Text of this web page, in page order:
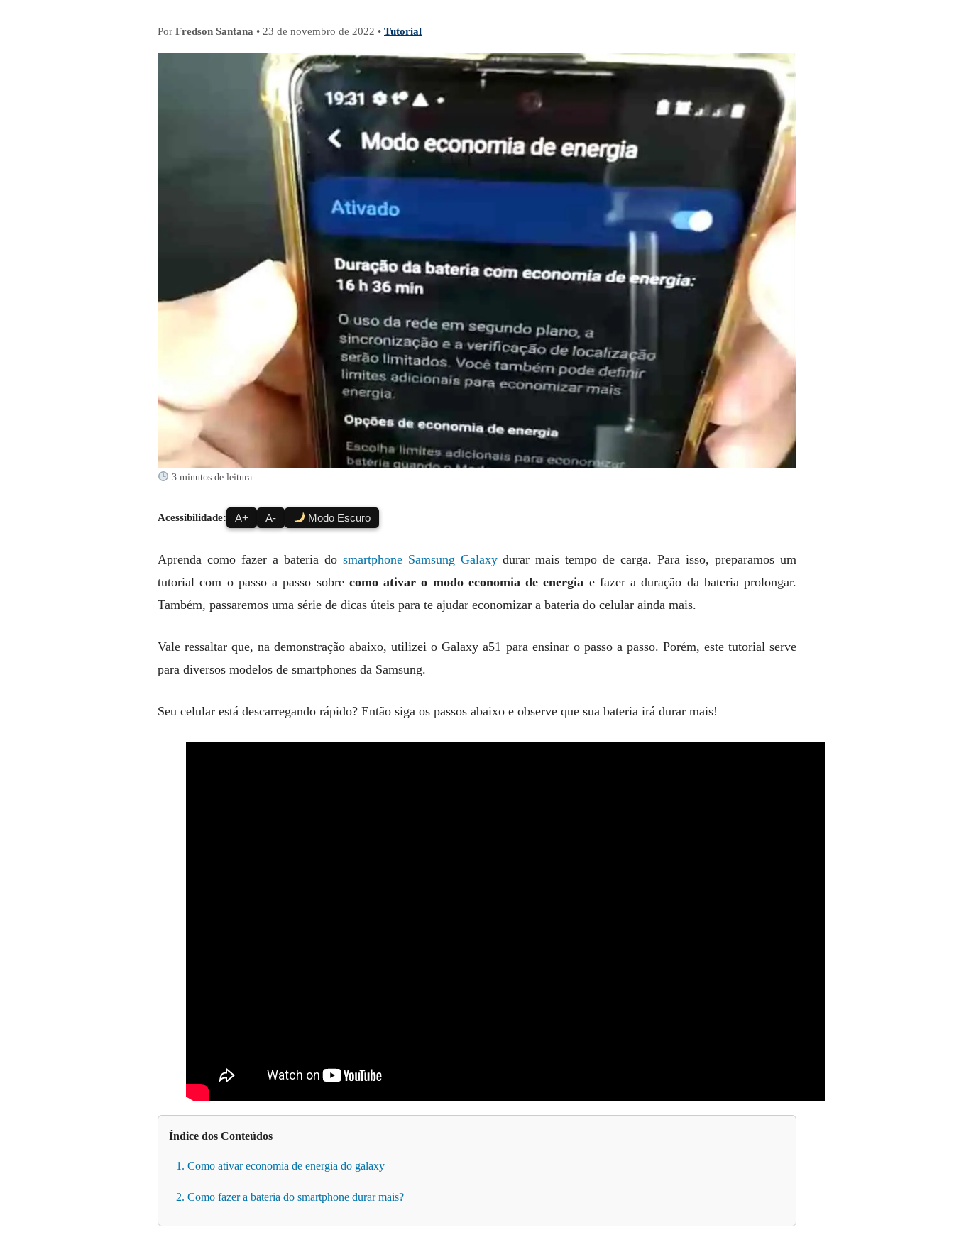
Por Fredson Santana • 23 de novembro de 2022 • Tutorial
3 minutos de leitura.
Acessibilidade: A+ A- Modo Escuro
Aprenda como fazer a bateria do smartphone Samsung Galaxydurar mais tempo de carga. Para isso, preparamos um
tutorial com o passo a passo sobre como ativar o modo economia de energia e fazer a duração da bateria prolongar.
Também, passaremos uma série de dicas úteis para te ajudar economizar a bateria do celular ainda mais.
Vale ressaltar que, na demonstração abaixo, utilizei o Galaxy a51 para ensinar o passo a passo. Porém, este tutorial serve
para diversos modelos de smartphones da Samsung.
Seu celular está descarregando rápido? Então siga os passos abaixo e observe que sua bateria irá durar mais!
Índice dos Conteúdos
1. Como ativar economia de energia do galaxy
2. Como fazer a bateria do smartphone durar mais?